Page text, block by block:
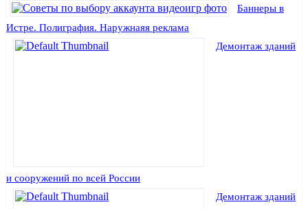
Баннеры в
Истре. Полиграфия. Наружнаяя реклама
Демонтаж зданий
и сооружений по всей России
Демонтаж зданий